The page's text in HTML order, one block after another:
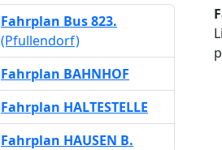
Fahrplan Bus 823.
(Pfullendorf)
Fahrplan BAHNHOF
Fahrplan HALTESTELLE
Fahrplan HAUSEN B.